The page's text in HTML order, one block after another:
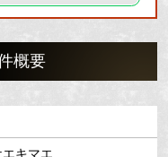
概要
キマエ